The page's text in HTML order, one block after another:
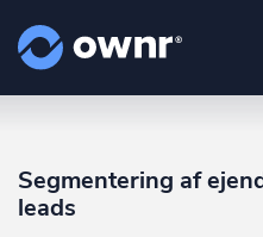
PRODUKTER
ownr Insights
INTEGRATIONER
Segmentering af
leads